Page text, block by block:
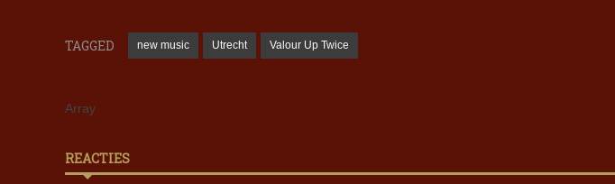
TAGGED new music Utrecht Valour Up Twice
Array
REACTIES